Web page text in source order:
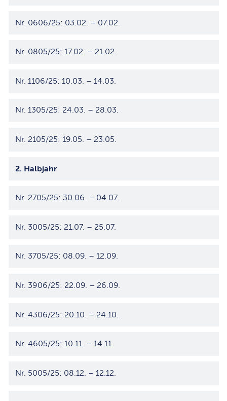
Nr. 0606/25: 03.02. – 07.02.
Nr. 0805/25: 17.02. – 21.02.
Nr. 1106/25: 10.03. – 14.03.
Nr. 1305/25: 24.03. – 28.03.
Nr. 2105/25: 19.05. – 23.05.
2. Halbjahr
Nr. 2705/25: 30.06. – 04.07.
Nr. 3005/25: 21.07. – 25.07.
Nr. 3705/25: 08.09. – 12.09.
Nr. 3906/25: 22.09. – 26.09.
Nr. 4306/25: 20.10. – 24.10.
Nr. 4605/25: 10.11. – 14.11.
Nr. 5005/25: 08.12. – 12.12.